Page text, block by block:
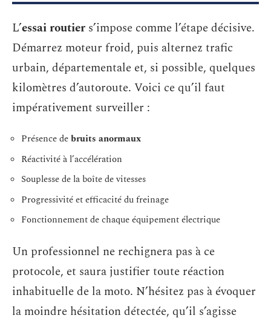
L’essai routier s’impose comme l’étape décisive.
Démarrez moteur froid, puis alternez trafic
urbain, départementale et, si possible, quelques
kilomètres d’autoroute. Voici ce qu’il faut
impérativement surveiller :
Présence debruits anormaux
Réactivité à l’accélération
Souplesse de la boîte de vitesses
Progressivité et efficacité du freinage
Fonctionnement de chaque équipement électrique
Un professionnel ne rechignera pas à ce
protocole, et saura justifier toute réaction
inhabituelle de la moto. N’hésitez pas à évoquer
la moindre hésitation détectée, qu’il s’agisse